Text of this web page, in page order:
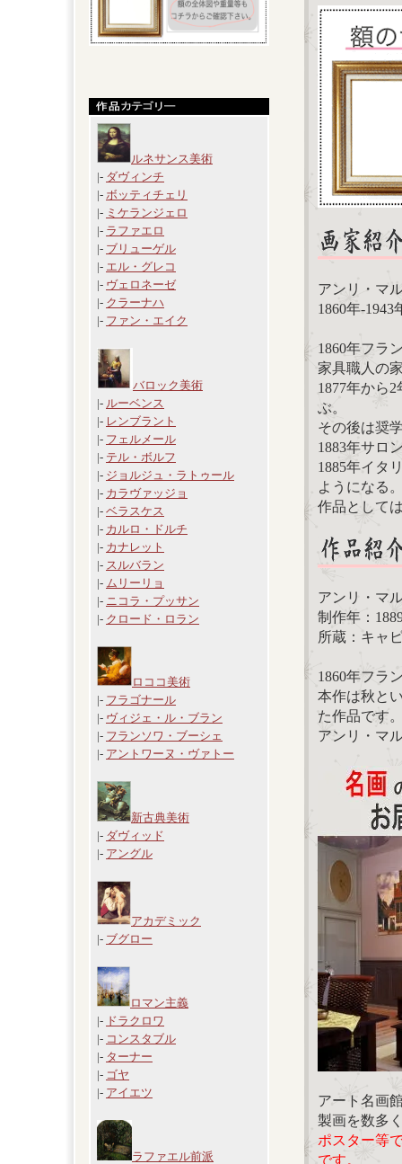
ルネサンス美術
|- ダヴィンチ
|- ボッティチェリ
|- ミケランジェロ
|- ラファエロ
|- ブリューゲル
|- エル・グレコ
|- ヴェロネーゼ
|- クラーナハ
|- ファン・エイク
バロック美術
|- ルーベンス
|- レンブラント
|- フェルメール
|- テル・ボルフ
|- ジョルジュ・ラトゥール
|- カラヴァッジョ
|- ベラスケス
|- カルロ・ドルチ
|- カナレット
|- スルバラン
|- ムリーリョ
|- ニコラ・プッサン
|- クロード・ロラン
ロココ美術
|- フラゴナール
|- ヴィジェ・ル・ブラン
|- フランソワ・ブーシェ
|- アントワーヌ・ヴァトー
新古典美術
|- ダヴィッド
|- アングル
アカデミック
|- ブグロー
ロマン主義
|- ドラクロワ
|- コンスタブル
|- ターナー
|- ゴヤ
|- アイエツ
ラファエル前派
アンリ・マ
1860年-
1860年フラ
家具職人の
1877年から
ぶ。
その後は奨
1883年サロ
1885年イタ
ようになる
作品として
アンリ・マ
制作年：
所蔵：キャ
1860年フラ
本作は秋と
た作品です
アンリ・マ
アート名画
製画を数多
ポスター等
です。